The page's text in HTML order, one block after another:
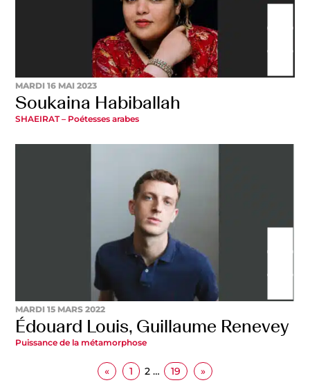
MARDI 16 MAI 2023
Soukaina Habiballah
SHAEIRAT – Poétesses arabes
MARDI 15 MARS 2022
Édouard Louis, Guillaume Renevey
Puissance de la métamorphose
« 1 2 … 19 »